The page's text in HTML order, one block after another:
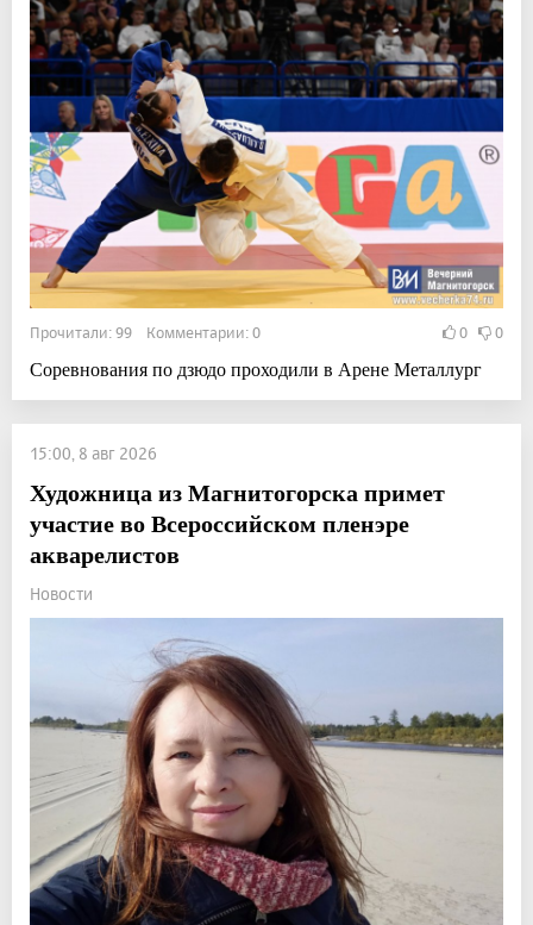
Прочитали: 99 Комментарии: 0 0 0
Соревнования по дзюдо проходили в Арене Металлург
15:00, 8 авг 2026
Художница из Магнитогорска примет
участие во Всероссийском пленэре
акварелистов
Новости